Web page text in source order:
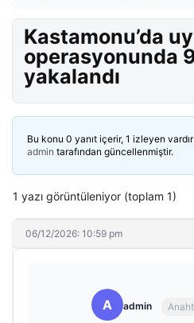
Kastamonu’da
operasyonunda
yakalandı
Bu konu 0 yanıt içerir, 1 izleyen
admin tarafından güncellenmiştir.
1 yazı görüntüleniyor (toplam 1)
06/12/2026: 10:59 pm
A admin